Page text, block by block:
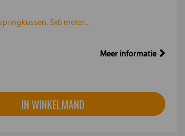
5x6 meter...
Meer informatie
IN WINKELMAND